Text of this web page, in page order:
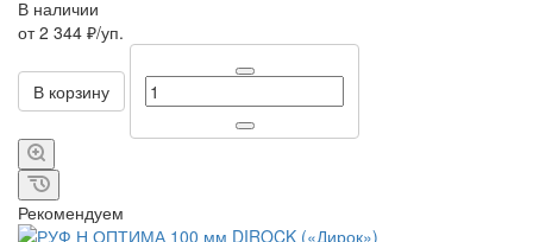
В наличии
от 2 344 ₽/уп.
В корзину
Рекомендуем